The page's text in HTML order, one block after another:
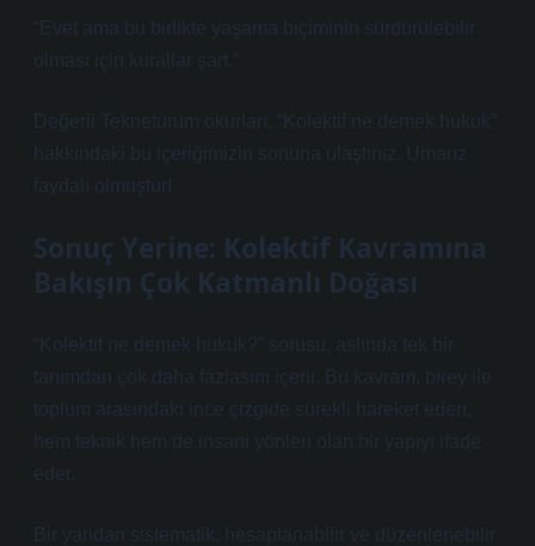
“Evet ama bu birlikte yaşama biçiminin sürdürülebilir
olması için kurallar şart.”
Değerli Tekneturum okurları, “Kolektif ne demek hukuk”
hakkındaki bu içeriğimizin sonuna ulaştınız. Umarız
faydalı olmuştur!
Sonuç Yerine: Kolektif Kavramına
Bakışın Çok Katmanlı Doğası
“Kolektif ne demek hukuk?” sorusu, aslında tek bir
tanımdan çok daha fazlasını içerir. Bu kavram, birey ile
toplum arasındaki ince çizgide sürekli hareket eden,
hem teknik hem de insani yönleri olan bir yapıyı ifade
eder.
Bir yandan sistematik, hesaplanabilir ve düzenlenebilir